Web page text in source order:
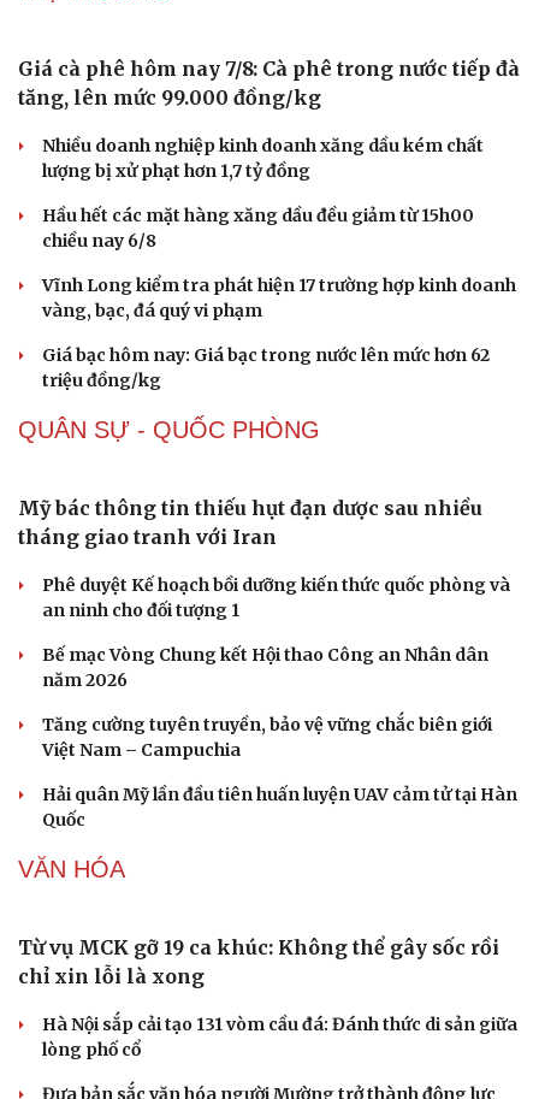
Dinh dưỡng - món ngon
Cây thuốc
Sản phụ khoa
Nhi khoa
Nam khoa
Làm đẹp - giảm cân
Nhà đẹp
Tình yêu - Gia đình
Giá cà phê hôm nay 7/8: Cà phê trong nước tiếp đà
tăng, lên mức 99.000 đồng/kg
lượng bị xử phạt hơn 1,7 tỷ đồng
chiều nay 6/8
Vĩnh Long kiểm tra phát hiện 17 trường hợp kinh doanh
Giá bạc hôm nay: Giá bạc trong nước lên mức hơn 62
QUÂN SỰ - QUỐC PHÒNG
Mỹ bác thông tin thiếu hụt đạn dược sau nhiều
tháng giao tranh với Iran